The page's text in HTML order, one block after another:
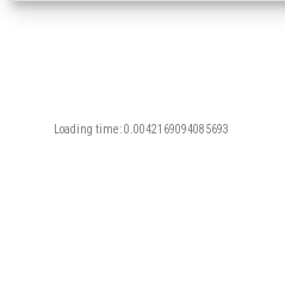
Loading time: 0.0042169094085693